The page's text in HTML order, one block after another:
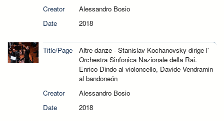
Creator
Alessandro Bosio
Date
2018
Title/Page
Altre danze - Stanislav Kochanovsky dirige l'
Orchestra Sinfonica Nazionale della Rai.
Enrico Dindo al violoncello, Davide Vendramin
al bandoneón
Creator
Alessandro Bosio
Date
2018